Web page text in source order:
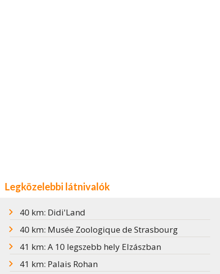
Legközelebbi látnivalók
40 km: Didi'Land
40 km: Musée Zoologique de Strasbourg
41 km: A 10 legszebb hely Elzászban
41 km: Palais Rohan